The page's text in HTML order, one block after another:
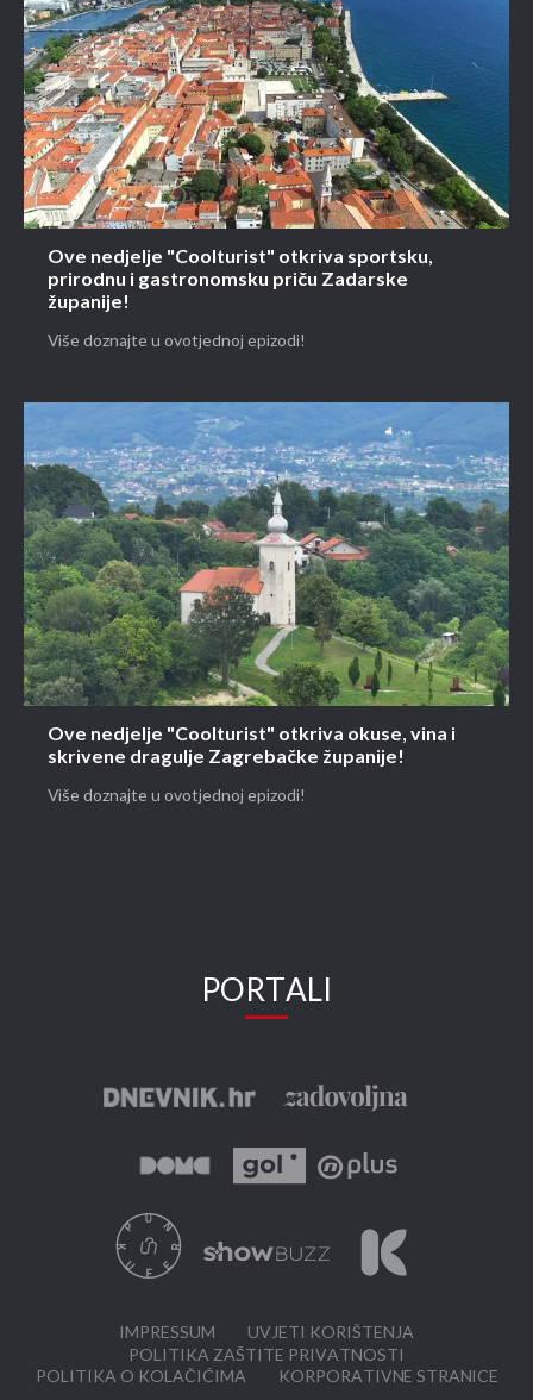
Ove nedjelje "Coolturist" otkriva sportsku,
prirodnu i gastronomsku priču Zadarske
županije!
Više doznajte u ovotjednoj epizodi!
Ove nedjelje "Coolturist" otkriva okuse, vina i
skrivene dragulje Zagrebačke županije!
Više doznajte u ovotjednoj epizodi!
PORTALI
IMPRESSUM
UVJETI KORIŠTENJA
POLITIKA ZAŠTITE PRIVATNOSTI
POLITIKA O KOLAČIĆIMA
KORPORATIVNE STRANICE